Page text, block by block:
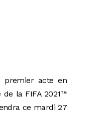
acte en
la FIFA 2021™
ce mardi 27